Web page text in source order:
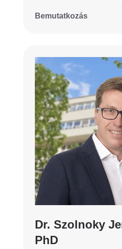
Bemutatkozás
Dr. Szolnoky
PhD